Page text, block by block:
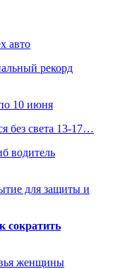
авто
рекорд
10 июня
без света 13-17…
водитель
для защиты и
сократить
женщины